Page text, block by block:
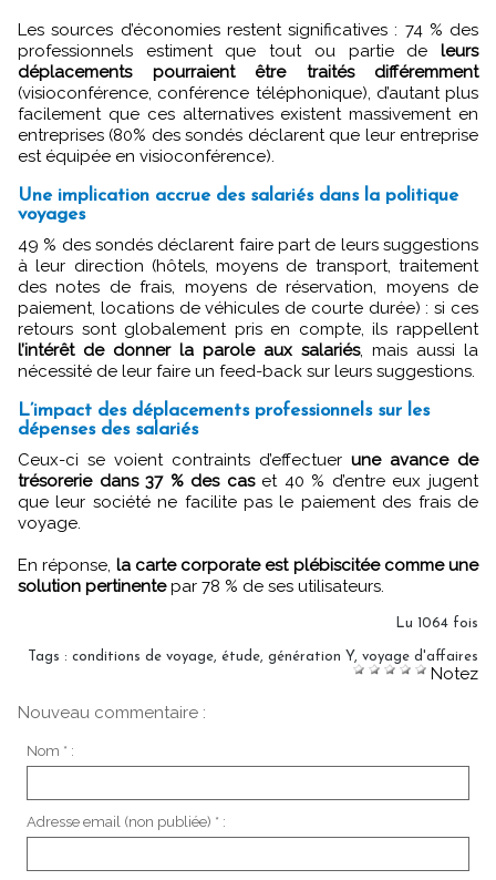
Les sources d’économies restent significatives : 74 % des
professionnels estiment que tout ou partie de leurs
déplacements pourraient être traités différemment
(visioconférence, conférence téléphonique), d’autant plus
facilement que ces alternatives existent massivement en
entreprises (80% des sondés déclarent que leur entreprise
est équipée en visioconférence).
Une implication accrue des salariés dans la politique
voyages
49 % des sondés déclarent faire part de leurs suggestions
à leur direction (hôtels, moyens de transport, traitement
des notes de frais, moyens de réservation, moyens de
paiement, locations de véhicules de courte durée) : si ces
retours sont globalement pris en compte, ils rappellent
l’intérêt de donner la parole aux salariés, mais aussi la
nécessité de leur faire un feed-back sur leurs suggestions.
L’impact des déplacements professionnels sur les
dépenses des salariés
Ceux-ci se voient contraints d’effectuer une avance de
trésorerie dans 37 % des cas et 40 % d’entre eux jugent
que leur société ne facilite pas le paiement des frais de
voyage.
En réponse, la carte corporate est plébiscitée comme une
solution pertinentepar 78 % de ses utilisateurs.
Lu 1064 fois
Tags : conditions de voyage étude génération Y voyage d'affaires
Notez
Nouveau commentaire :
Nom * :
Adresse email (non publiée) * :